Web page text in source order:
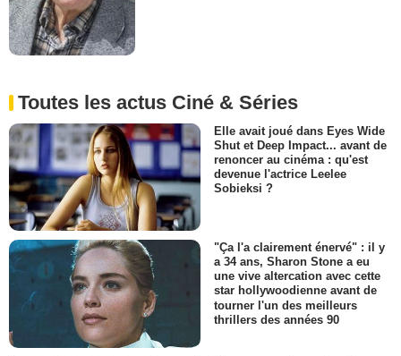
Toutes les actus Ciné & Séries
Elle avait joué dans Eyes Wide
Shut et Deep Impact... avant de
renoncer au cinéma : qu'est
devenue l'actrice Leelee
Sobieksi ?
"Ça l'a clairement énervé" : il y
a 34 ans, Sharon Stone a eu
une vive altercation avec cette
star hollywoodienne avant de
tourner l'un des meilleurs
thrillers des années 90